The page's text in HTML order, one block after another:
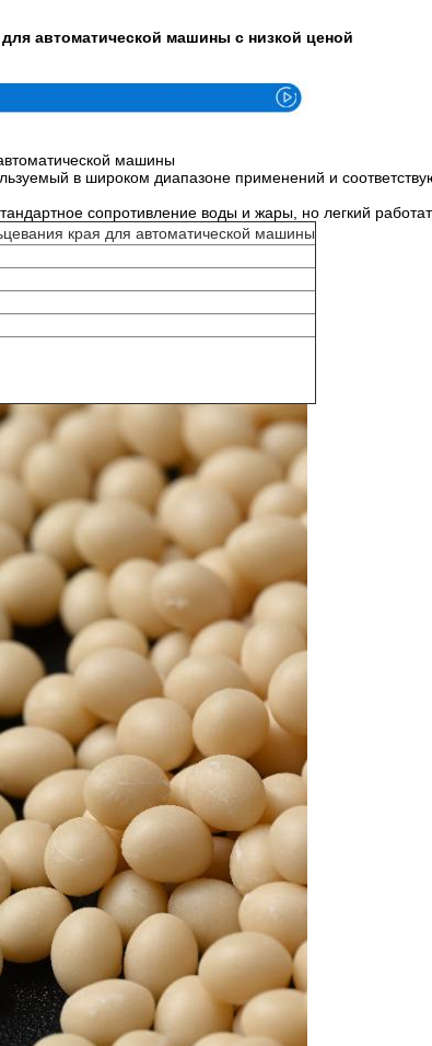
автоматической машины с низкой ценой
машины
в широком диапазоне применений и
сопротивление воды и жары, но легкий
края для автоматической машины